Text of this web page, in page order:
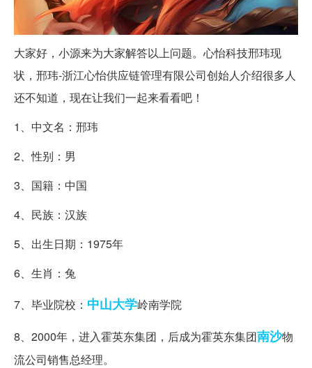
大家好，小源来为大家解答以上问题。心怡科技邢玮现
状，邢玮-浙江心怡供应链管理有限公司创始人介绍很多人
还不知道，现在让我们一起来看看吧！
1、中文名：邢玮
2、性别：男
3、国籍：中国
4、民族：汉族
5、出生日期：1975年
6、生肖：兔
7、毕业院校： 中山大学岭南学院
8、2000年，进入霍英东集团，后成为霍英东集团南沙物
流公司销售总经理。